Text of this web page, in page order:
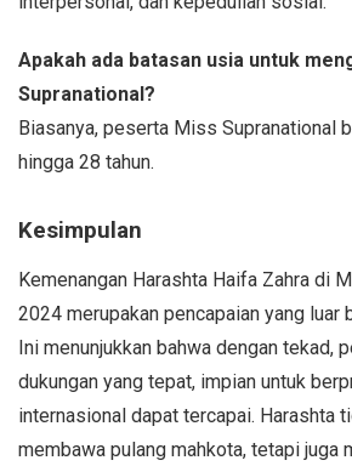
Apakah ada batasan usia untuk
Supranational?
Biasanya, peserta Miss Supranational
hingga 28 tahun.
Kesimpulan
Kemenangan Harashta Haifa Zahra di
2024 merupakan pencapaian yang luar
Ini menunjukkan bahwa dengan tekad,
dukungan yang tepat, impian untuk
internasional dapat tercapai. Harashta
membawa pulang mahkota, tetapi juga